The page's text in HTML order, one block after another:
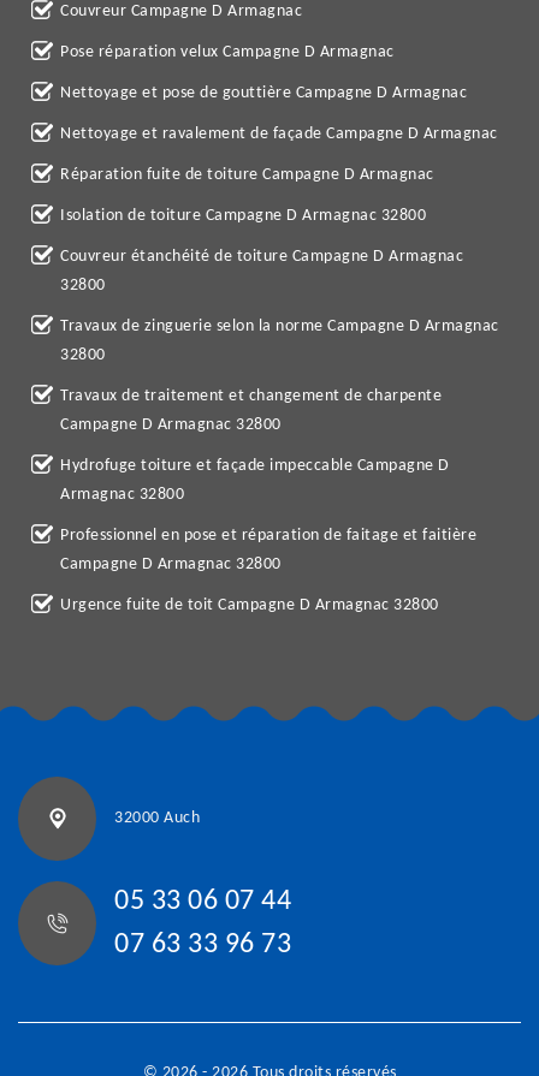
Couvreur Campagne D Armagnac
Pose réparation velux Campagne D Armagnac
Nettoyage et pose de gouttière Campagne D Armagnac
Nettoyage et ravalement de façade Campagne D Armagnac
Réparation fuite de toiture Campagne D Armagnac
Isolation de toiture Campagne D Armagnac 32800
Couvreur étanchéité de toiture Campagne D Armagnac
32800
Travaux de zinguerie selon la norme Campagne D Armagnac
32800
Travaux de traitement et changement de charpente
Campagne D Armagnac 32800
Hydrofuge toiture et façade impeccable Campagne D
Armagnac 32800
Professionnel en pose et réparation de faitage et faitière
Campagne D Armagnac 32800
Urgence fuite de toit Campagne D Armagnac 32800
32000 Auch
05 33 06 07 44
07 63 33 96 73